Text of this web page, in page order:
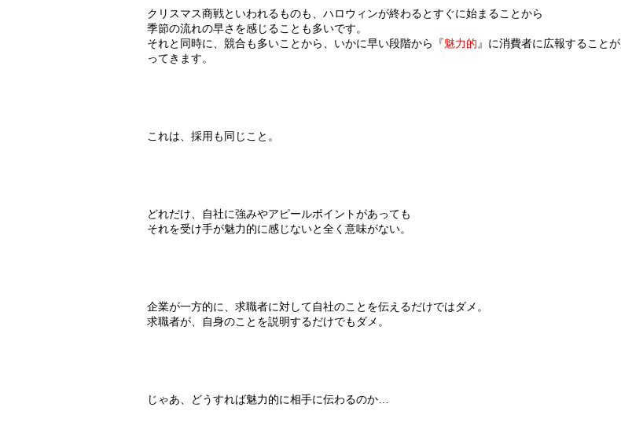
クリスマス商戦といわれるものも、ハロウィンが終わるとすぐに始まることから
季節の流れの早さを感じることも多いです。
それと同時に、競合も多いことから、いかに早い段階から『魅力的 』に消費者に広報すること
ってきます。
これは、採用も同じこと。
どれだけ、自社に強みやアピールポイントがあっても
それを受け手が魅力的に感じないと全く意味がない。
企業が一方的に、求職者に対して自社のことを伝えるだけではダメ。
求職者が、自身のことを説明するだけでもダメ。
じゃあ、どうすれば魅力的に相手に伝わるのか…